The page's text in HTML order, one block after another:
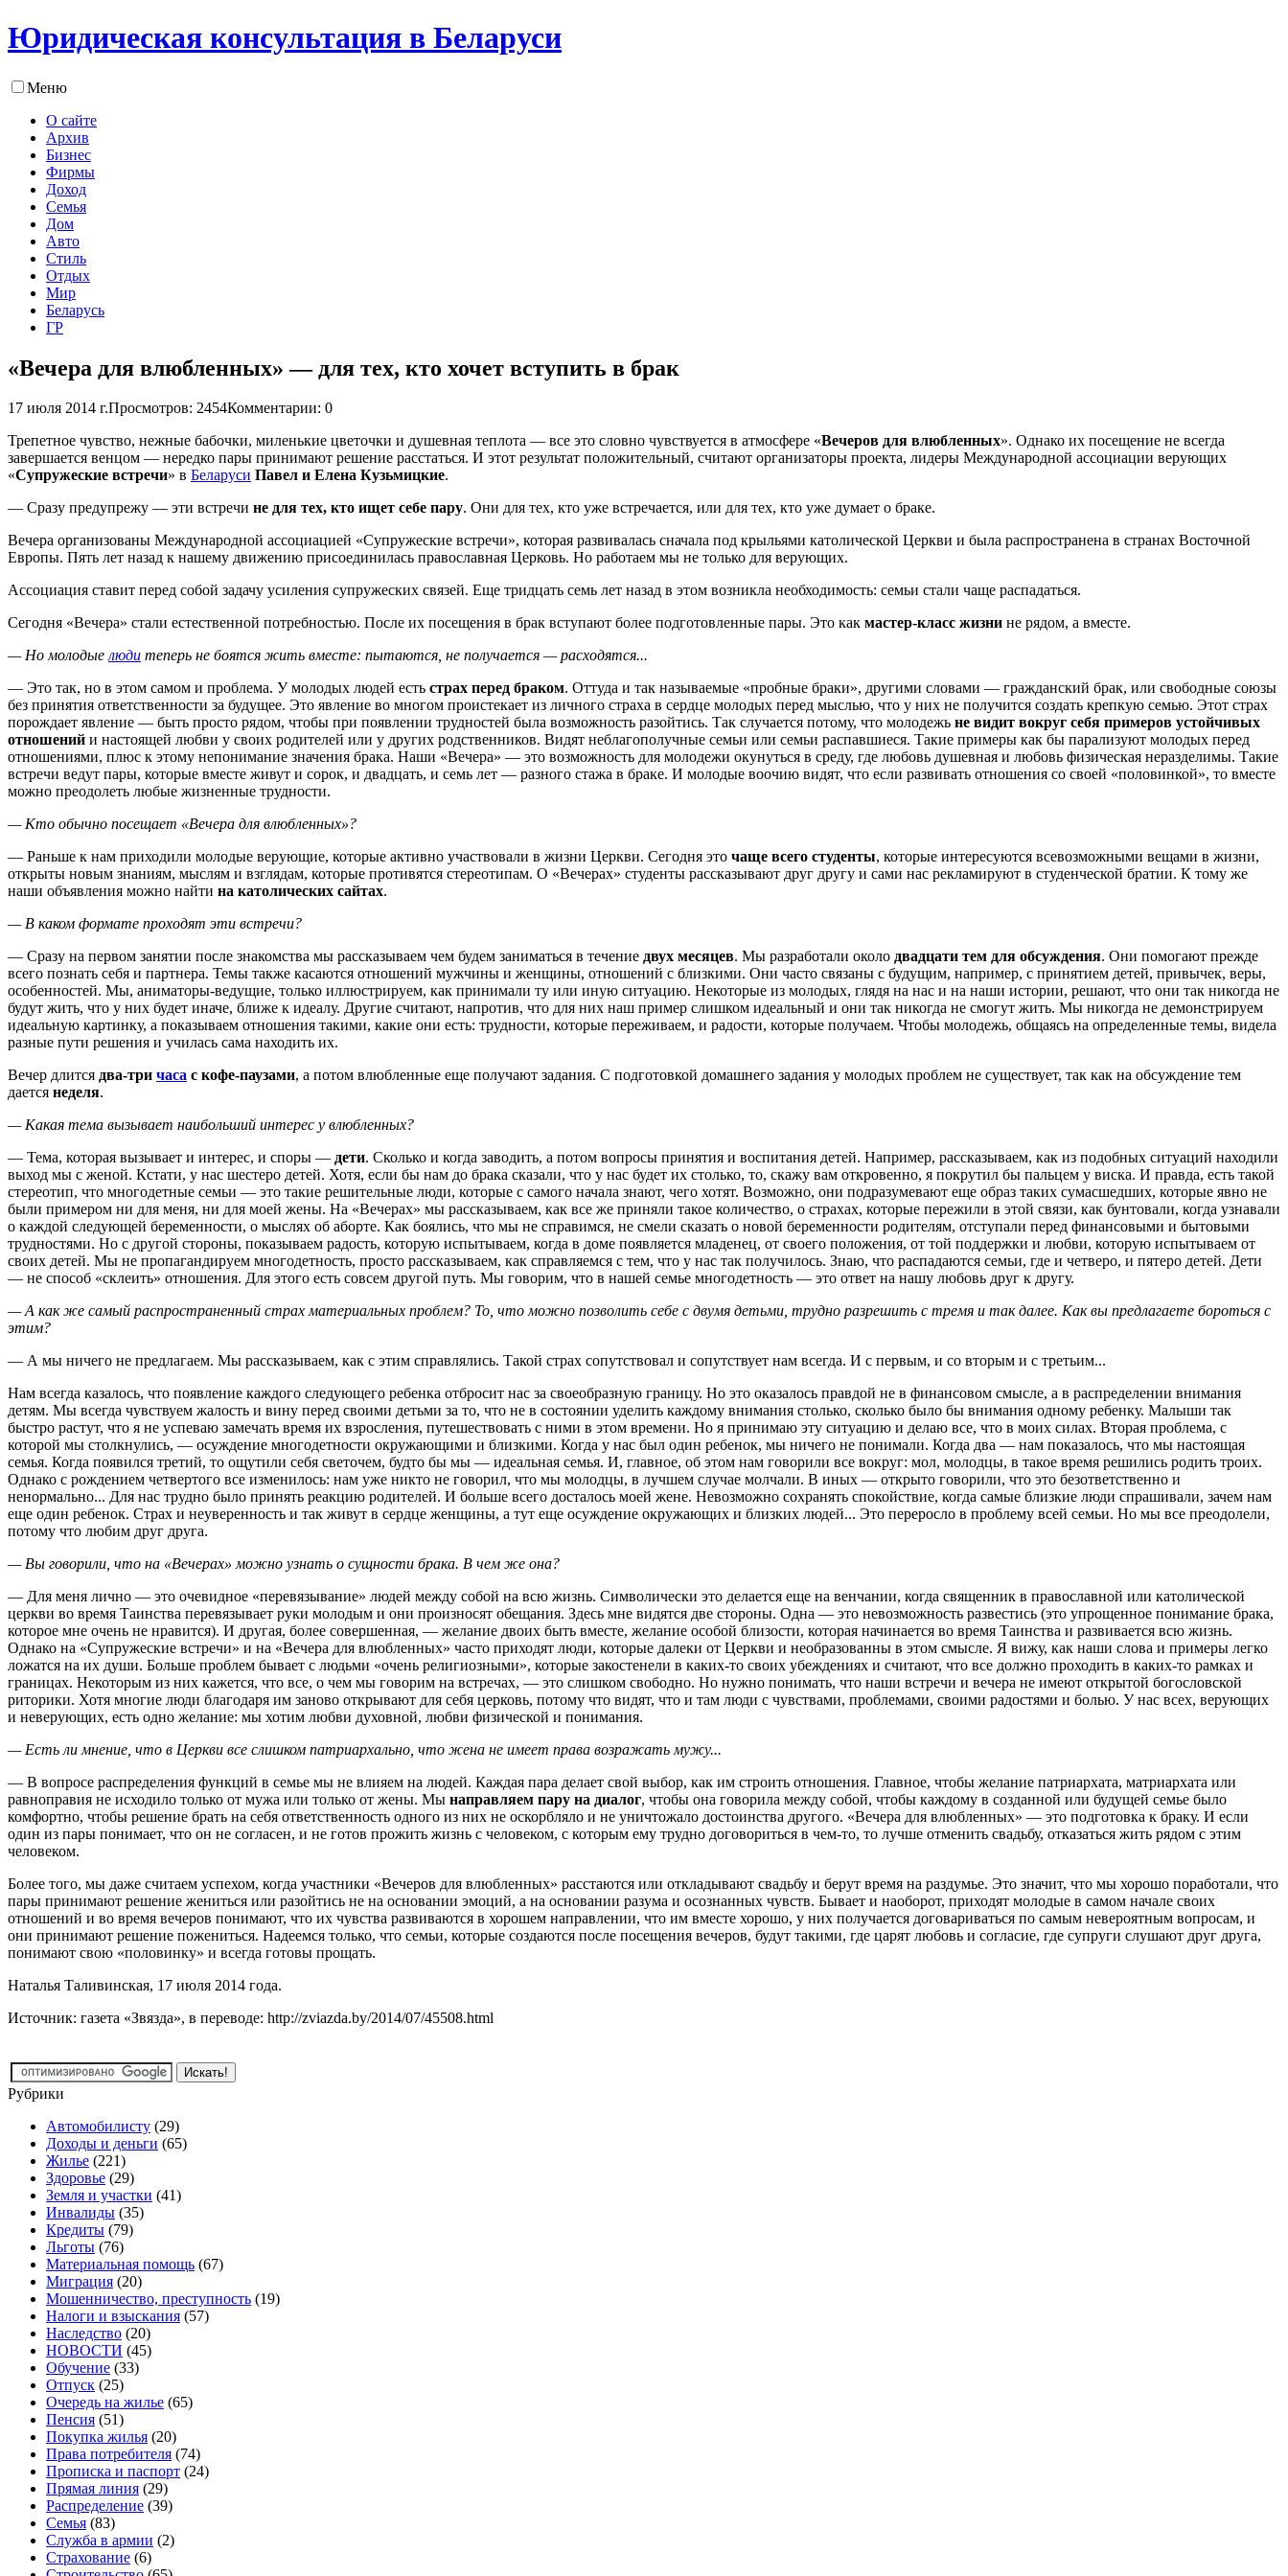
Юридическая консультация в Беларуси
Меню
О сайте
Архив
Бизнес
Фирмы
Доход
Семья
Дом
Авто
Стиль
Отдых
Мир
Беларусь
ГР
«Вечера для влюбленных» — для тех, кто хочет вступить в брак
17 июля 2014 г.Просмотров: 2454Комментарии: 0
Трепетное чувство, нежные бабочки, миленькие цветочки и душевная теплота — все это словно чувствуется в атмосфере «Вечеров для влюбленных». Однако их посещение не всегда
завершается венцом — нередко пары принимают решение расстаться. И этот результат положительный, считают организаторы проекта, лидеры Международной ассоциации верующих
«Супружеские встречи» в Беларуси Павел и Елена Кузьмицкие.
— Сразу предупрежу — эти встречи не для тех, кто ищет себе пару. Они для тех, кто уже встречается, или для тех, кто уже думает о браке.
Вечера организованы Международной ассоциацией «Супружеские встречи», которая развивалась сначала под крыльями католической Церкви и была распространена в странах Восточной
Европы. Пять лет назад к нашему движению присоединилась православная Церковь. Но работаем мы не только для верующих.
Ассоциация ставит перед собой задачу усиления супружеских связей. Еще тридцать семь лет назад в этом возникла необходимость: семьи стали чаще распадаться.
Сегодня «Вечера» стали естественной потребностью. После их посещения в брак вступают более подготовленные пары. Это как мастер-класс жизни не рядом, а вместе.
— Но молодыелюди теперь не боятся жить вместе: пытаются, не получается — расходятся...
— Это так, но в этом самом и проблема. У молодых людей есть страх перед браком. Оттуда и так называемые «пробные браки», другими словами — гражданский брак, или свободные союзы
без принятия ответственности за будущее. Это явление во многом проистекает из личного страха в сердце молодых перед мыслью, что у них не получится создать крепкую семью. Этот страх
порождает явление — быть просто рядом, чтобы при появлении трудностей была возможность разойтись. Так случается потому, что молодежь не видит вокруг себя примеров устойчивых
отношений и настоящей любви у своих родителей или у других родственников. Видят неблагополучные семьи или семьи распавшиеся. Такие примеры как бы парализуют молодых перед
отношениями, плюс к этому непонимание значения брака. Наши «Вечера» — это возможность для молодежи окунуться в среду, где любовь душевная и любовь физическая неразделимы. Такие
встречи ведут пары, которые вместе живут и сорок, и двадцать, и семь лет — разного стажа в браке. И молодые воочию видят, что если развивать отношения со своей «половинкой», то вместе
можно преодолеть любые жизненные трудности.
— Кто обычно посещает «Вечера для влюбленных»?
— Раньше к нам приходили молодые верующие, которые активно участвовали в жизни Церкви. Сегодня это чаще всего студенты, которые интересуются всевозможными вещами в жизни,
открыты новым знаниям, мыслям и взглядам, которые противятся стереотипам. О «Вечерах» студенты рассказывают друг другу и сами нас рекламируют в студенческой братии. К тому же
наши объявления можно найти на католических сайтах.
— В каком формате проходят эти встречи?
— Сразу на первом занятии после знакомства мы рассказываем чем будем заниматься в течение двух месяцев. Мы разработали около двадцати тем для обсуждения. Они помогают прежде
всего познать себя и партнера. Темы также касаются отношений мужчины и женщины, отношений с близкими. Они часто связаны с будущим, например, с принятием детей, привычек, веры,
особенностей. Мы, аниматоры-ведущие, только иллюстрируем, как принимали ту или иную ситуацию. Некоторые из молодых, глядя на нас и на наши истории, решают, что они так никогда не
будут жить, что у них будет иначе, ближе к идеалу. Другие считают, напротив, что для них наш пример слишком идеальный и они так никогда не смогут жить. Мы никогда не демонстрируем
идеальную картинку, а показываем отношения такими, какие они есть: трудности, которые переживаем, и радости, которые получаем. Чтобы молодежь, общаясь на определенные темы, видела
разные пути решения и училась сама находить их.
Вечер длится два-три часа с кофе-паузами, а потом влюбленные еще получают задания. С подготовкой домашнего задания у молодых проблем не существует, так как на обсуждение тем
дается неделя.
— Какая тема вызывает наибольший интерес у влюбленных?
— Тема, которая вызывает и интерес, и споры — дети. Сколько и когда заводить, а потом вопросы принятия и воспитания детей. Например, рассказываем, как из подобных ситуаций находили
выход мы с женой. Кстати, у нас шестеро детей. Хотя, если бы нам до брака сказали, что у нас будет их столько, то, скажу вам откровенно, я покрутил бы пальцем у виска. И правда, есть такой
стереотип, что многодетные семьи — это такие решительные люди, которые с самого начала знают, чего хотят. Возможно, они подразумевают еще образ таких сумасшедших, которые явно не
были примером ни для меня, ни для моей жены. На «Вечерах» мы рассказываем, как все же приняли такое количество, о страхах, которые пережили в этой связи, как бунтовали, когда узнавали
о каждой следующей беременности, о мыслях об аборте. Как боялись, что мы не справимся, не смели сказать о новой беременности родителям, отступали перед финансовыми и бытовыми
трудностями. Но с другой стороны, показываем радость, которую испытываем, когда в доме появляется младенец, от своего положения, от той поддержки и любви, которую испытываем от
своих детей. Мы не пропагандируем многодетность, просто рассказываем, как справляемся с тем, что у нас так получилось. Знаю, что распадаются семьи, где и четверо, и пятеро детей. Дети
— не способ «склеить» отношения. Для этого есть совсем другой путь. Мы говорим, что в нашей семье многодетность — это ответ на нашу любовь друг к другу.
— А как же самый распространенный страх материальных проблем? То, что можно позволить себе с двумя детьми, трудно разрешить с тремя и так далее. Как вы предлагаете бороться с
этим?
— А мы ничего не предлагаем. Мы рассказываем, как с этим справлялись. Такой страх сопутствовал и сопутствует нам всегда. И с первым, и со вторым и с третьим...
Нам всегда казалось, что появление каждого следующего ребенка отбросит нас за своеобразную границу. Но это оказалось правдой не в финансовом смысле, а в распределении внимания
детям. Мы всегда чувствуем жалость и вину перед своими детьми за то, что не в состоянии уделить каждому внимания столько, сколько было бы внимания одному ребенку. Малыши так
быстро растут, что я не успеваю замечать время их взросления, путешествовать с ними в этом времени. Но я принимаю эту ситуацию и делаю все, что в моих силах. Вторая проблема, с
которой мы столкнулись, — осуждение многодетности окружающими и близкими. Когда у нас был один ребенок, мы ничего не понимали. Когда два — нам показалось, что мы настоящая
семья. Когда появился третий, то ощутили себя светочем, будто бы мы — идеальная семья. И, главное, об этом нам говорили все вокруг: мол, молодцы, в такое время решились родить троих.
Однако с рождением четвертого все изменилось: нам уже никто не говорил, что мы молодцы, в лучшем случае молчали. В иных — открыто говорили, что это безответственно и
ненормально... Для нас трудно было принять реакцию родителей. И больше всего досталось моей жене. Невозможно сохранять спокойствие, когда самые близкие люди спрашивали, зачем нам
еще один ребенок. Страх и неуверенность и так живут в сердце женщины, а тут еще осуждение окружающих и близких людей... Это переросло в проблему всей семьи. Но мы все преодолели,
потому что любим друг друга.
— Вы говорили, что на «Вечерах» можно узнать о сущности брака. В чем же она?
— Для меня лично — это очевидное «перевязывание» людей между собой на всю жизнь. Символически это делается еще на венчании, когда священник в православной или католической
церкви во время Таинства перевязывает руки молодым и они произносят обещания. Здесь мне видятся две стороны. Одна — это невозможность развестись (это упрощенное понимание брака,
которое мне очень не нравится). И другая, более совершенная, — желание двоих быть вместе, желание особой близости, которая начинается во время Таинства и развивается всю жизнь.
Однако на «Супружеские встречи» и на «Вечера для влюбленных» часто приходят люди, которые далеки от Церкви и необразованны в этом смысле. Я вижу, как наши слова и примеры легко
ложатся на их души. Больше проблем бывает с людьми «очень религиозными», которые закостенели в каких-то своих убеждениях и считают, что все должно проходить в каких-то рамках и
границах. Некоторым из них кажется, что все, о чем мы говорим на встречах, — это слишком свободно. Но нужно понимать, что наши встречи и вечера не имеют открытой богословской
риторики. Хотя многие люди благодаря им заново открывают для себя церковь, потому что видят, что и там люди с чувствами, проблемами, своими радостями и болью. У нас всех, верующих
и неверующих, есть одно желание: мы хотим любви духовной, любви физической и понимания.
— Есть ли мнение, что в Церкви все слишком патриархально, что жена не имеет права возражать мужу...
— В вопросе распределения функций в семье мы не влияем на людей. Каждая пара делает свой выбор, как им строить отношения. Главное, чтобы желание патриархата, матриархата или
равноправия не исходило только от мужа или только от жены. Мы направляем пару на диалог, чтобы она говорила между собой, чтобы каждому в созданной или будущей семье было
комфортно, чтобы решение брать на себя ответственность одного из них не оскорбляло и не уничтожало достоинства другого. «Вечера для влюбленных» — это подготовка к браку. И если
один из пары понимает, что он не согласен, и не готов прожить жизнь с человеком, с которым ему трудно договориться в чем-то, то лучше отменить свадьбу, отказаться жить рядом с этим
человеком.
Более того, мы даже считаем успехом, когда участники «Вечеров для влюбленных» расстаются или откладывают свадьбу и берут время на раздумье. Это значит, что мы хорошо поработали, что
пары принимают решение жениться или разойтись не на основании эмоций, а на основании разума и осознанных чувств. Бывает и наоборот, приходят молодые в самом начале своих
отношений и во время вечеров понимают, что их чувства развиваются в хорошем направлении, что им вместе хорошо, у них получается договариваться по самым невероятным вопросам, и
они принимают решение пожениться. Надеемся только, что семьи, которые создаются после посещения вечеров, будут такими, где царят любовь и согласие, где супруги слушают друг друга,
понимают свою «половинку» и всегда готовы прощать.
Наталья Таливинская, 17 июля 2014 года.
Источник: газета «Звязда», в переводе: http://zviazda.by/2014/07/45508.html
Рубрики
Автомобилисту (29)
Доходы и деньги (65)
Жилье (221)
Здоровье (29)
Земля и участки (41)
Инвалиды (35)
Кредиты (79)
Льготы (76)
Материальная помощь (67)
Миграция (20)
Мошенничество, преступность (19)
Налоги и взыскания (57)
Наследство (20)
НОВОСТИ (45)
Обучение (33)
Отпуск (25)
Очередь на жилье (65)
Пенсия (51)
Покупка жилья (20)
Права потребителя (74)
Прописка и паспорт (24)
Прямая линия (29)
Распределение (39)
Семья (83)
Служба в армии (2)
Страхование (6)